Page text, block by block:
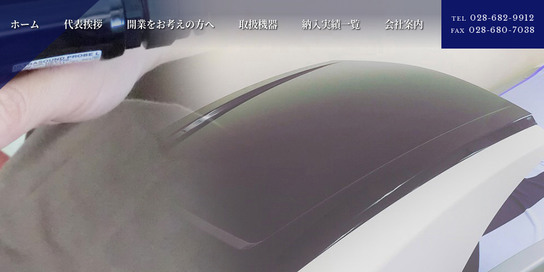
ホーム 代表挨拶 開業をお考えの方へ 取扱機器 納入実績一覧 会社案内 TEL 028-682-9912
FAX 028-680-7038